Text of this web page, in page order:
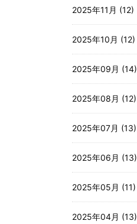
2025年11月 (12)
2025年10月 (12)
2025年09月 (14)
2025年08月 (12)
2025年07月 (13)
2025年06月 (13)
2025年05月 (11)
2025年04月 (13)